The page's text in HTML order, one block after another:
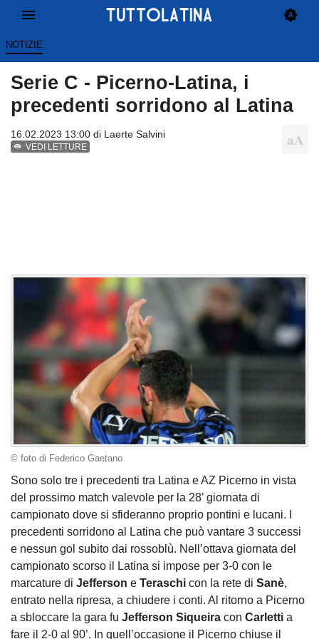
NOTIZIE
Serie C - Picerno-Latina, i
precedenti sorridono al Latina
16.02.2023 13:00 di Laerte Salvini
VEDI LETTURE
© foto di Federico Gaetano
Sono solo tre i precedenti tra Latina e AZ Picerno in vista
del prossimo match valevole per la 28’ giornata di
campionato dove si sfideranno proprio pontini e lucani. I
precedenti sorridono al Latina che può vantare 3 successi
e nessun gol subito dai rossoblù. Nell’ottava giornata del
campionato scorso il Latina si impose per 3-0 con le
marcature di Jefferson e Teraschi con la rete di Sanè,
entrato nella ripresa, a chiudere i conti. Al ritorno a Picerno
a sbloccare la gara fu Jefferson Siqueira con Carletti a
fare il 2-0 al 90’. In quell’occasione il Picerno chiuse il